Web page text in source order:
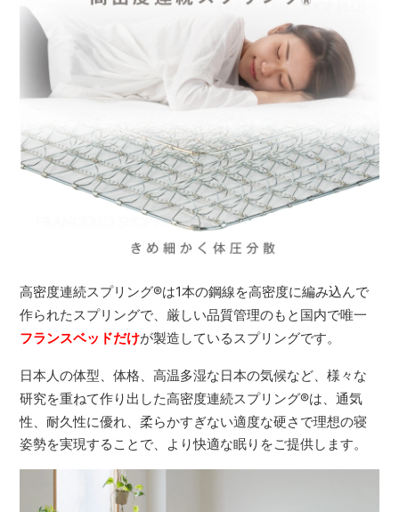
高密度連続スプリング®は1本の鋼線を高密度に編み込んで
作られたスプリングで、厳しい品質管理のもと国内で唯一
フランスベッドだけが製造しているスプリングです。
日本人の体型、体格、高温多湿な日本の気候など、様々な
研究を重ねて作り出した高密度連続スプリング®は、通気
性、耐久性に優れ、柔らかすぎない適度な硬さで理想の寝
姿勢を実現することで、より快適な眠りをご提供します。